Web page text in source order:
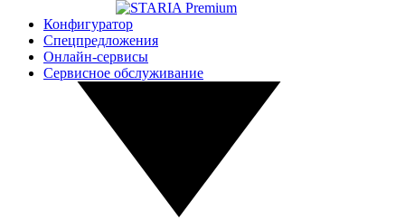
Конфигуратор
Спецпредложения
Онлайн-сервисы
Сервисное обслуживание